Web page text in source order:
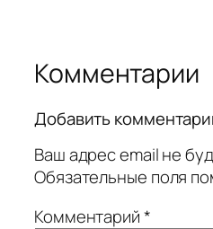
Комментарии
Добавить
Ваш адрес email не
Обязательные поля
Комментарий*